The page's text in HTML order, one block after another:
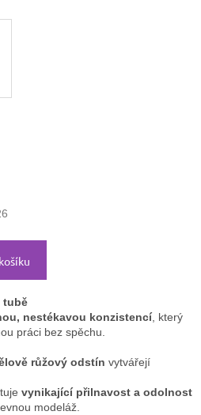
tubě
nestékavou konzistencí, který
práci bez spěchu.
růžový odstín vytvářejí
vynikající přilnavost a odolnost
modeláž.